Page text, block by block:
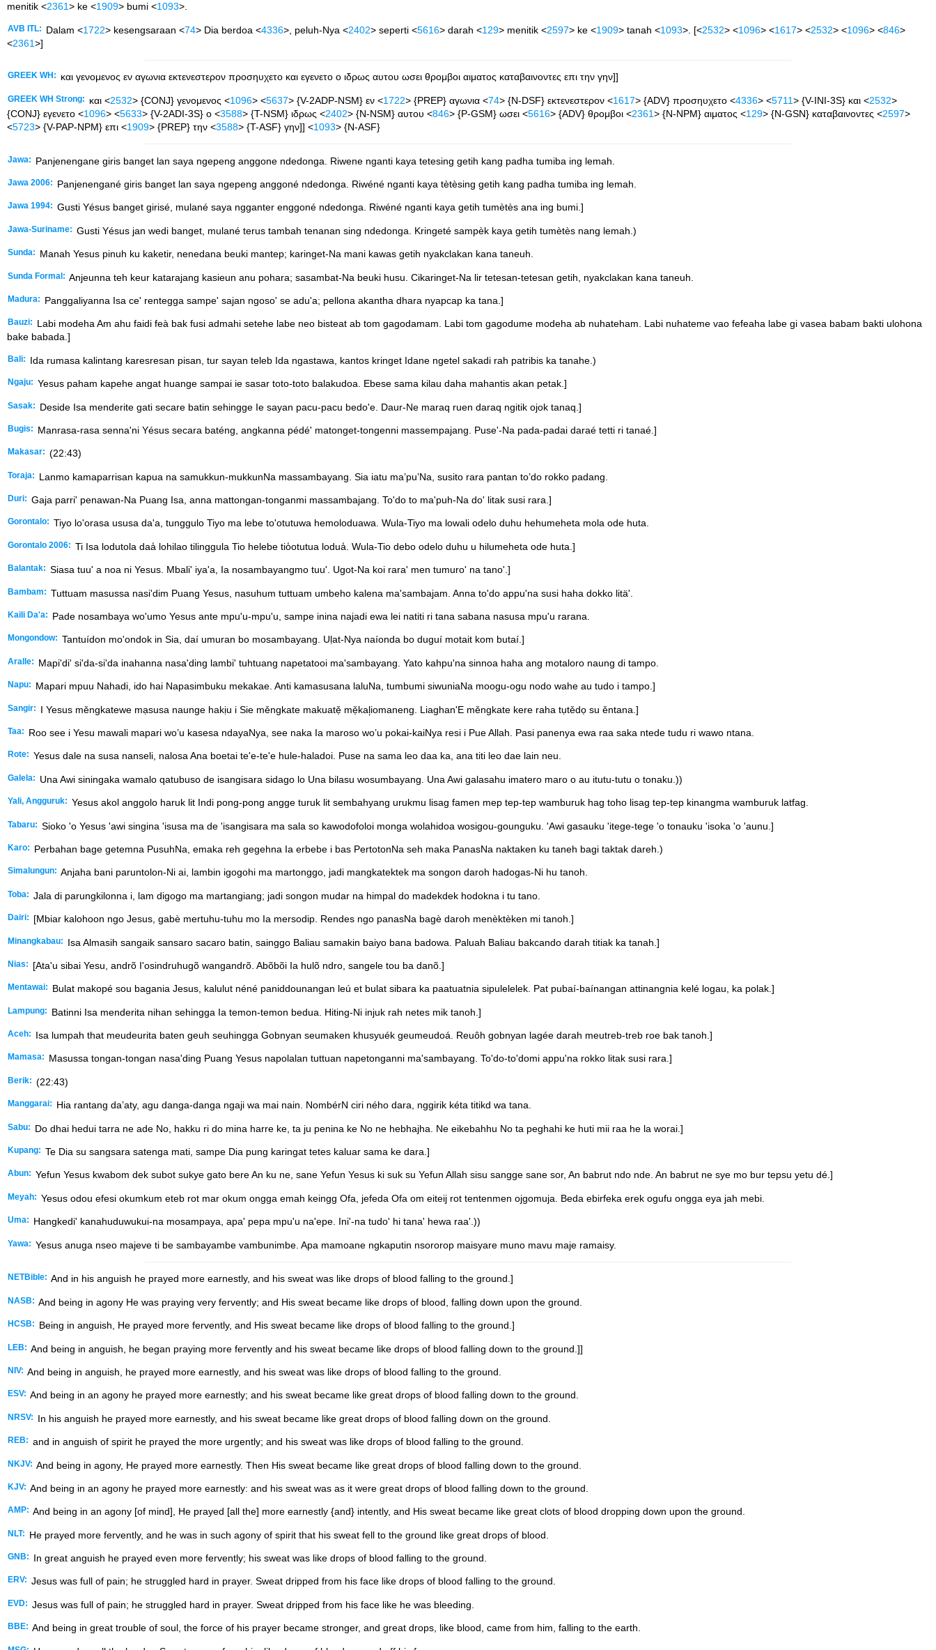
menitik <2361> ke <1909> bumi <1093>.
AVB ITL: Dalam <1722> kesengsaraan <74> Dia berdoa <4336>, peluh-Nya <2402> seperti <5616> darah <129> menitik <2597> ke <1909> tanah <1093>. [<2532> <1096> <1617> <2532> <1096> <846>
<2361>]
GREEK WH: και γενομενος εν αγωνια εκτενεστερον προσηυχετο και εγενετο ο ιδρως αυτου ωσει θρομβοι αιματος καταβαινοντες επι την γην]]
GREEK WH Strong: και <2532> {CONJ} γενομενος <1096> <5637> {V-2ADP-NSM} εν <1722> {PREP} αγωνια <74> {N-DSF} εκτενεστερον <1617> {ADV} προσηυχετο <4336> <5711> {V-INI-3S} και <2532>
{CONJ} εγενετο <1096> <5633> {V-2ADI-3S} ο <3588> {T-NSM} ιδρως <2402> {N-NSM} αυτου <846> {P-GSM} ωσει <5616> {ADV} θρομβοι <2361> {N-NPM} αιματος <129> {N-GSN} καταβαινοντες <2597>
<5723> {V-PAP-NPM} επι <1909> {PREP} την <3588> {T-ASF} γην]] <1093> {N-ASF}
Jawa: Panjenengane giris banget lan saya ngepeng anggone ndedonga. Riwene nganti kaya tetesing getih kang padha tumiba ing lemah.
Jawa 2006: Panjenengané giris banget lan saya ngepeng anggoné ndedonga. Riwéné nganti kaya tètèsing getih kang padha tumiba ing lemah.
Jawa 1994: Gusti Yésus banget girisé, mulané saya ngganter enggoné ndedonga. Riwéné nganti kaya getih tumètès ana ing bumi.]
Jawa-Suriname: Gusti Yésus jan wedi banget, mulané terus tambah tenanan sing ndedonga. Kringeté sampèk kaya getih tumètès nang lemah.)
Sunda: Manah Yesus pinuh ku kaketir, nenedana beuki mantep; karinget-Na mani kawas getih nyakclakan kana taneuh.
Sunda Formal: Anjeunna teh keur katarajang kasieun anu pohara; sasambat-Na beuki husu. Cikaringet-Na lir tetesan-tetesan getih, nyakclakan kana taneuh.
Madura: Panggaliyanna Isa ce' rentegga sampe' sajan ngoso' se adu'a; pellona akantha dhara nyapcap ka tana.]
Bauzi:
Labi modeha Am ahu faidi feà bak fusi admahi setehe labe neo bisteat ab tom gagodamam. Labi tom gagodume modeha ab nuhateham. Labi nuhateme vao fefeaha labe gi vasea babam bakti ulohona
bake babada.]
Bali: Ida rumasa kalintang karesresan pisan, tur sayan teleb Ida ngastawa, kantos kringet Idane ngetel sakadi rah patribis ka tanahe.)
Ngaju: Yesus paham kapehe angat huange sampai ie sasar toto-toto balakudoa. Ebese sama kilau daha mahantis akan petak.]
Sasak: Deside Isa menderite gati secare batin sehingge Ie sayan pacu-pacu bedo'e. Daur-Ne maraq ruen daraq ngitik ojok tanaq.]
Bugis: Manrasa-rasa senna'ni Yésus secara baténg, angkanna pédé' matonget-tongenni massempajang. Puse'-Na pada-padai daraé tetti ri tanaé.]
Makasar: (22:43)
Toraja: Lanmo kamaparrisan kapua na samukkun-mukkunNa massambayang. Sia iatu ma’pu’Na, susito rara pantan to’do rokko padang.
Duri: Gaja parri' penawan-Na Puang Isa, anna mattongan-tonganmi massambajang. To'do to ma'puh-Na do' litak susi rara.]
Gorontalo: Tiyo lo'orasa ususa da'a, tunggulo Tiyo ma lebe to'otutuwa hemoloduawa. Wula-Tiyo ma lowali odelo duhu hehumeheta mola ode huta.
Gorontalo 2006: Ti Isa lodutola daa̒ lohilao tilinggula Tio helebe tio̒otutua lodua̒. Wula-Tio debo odelo duhu u hilumeheta ode huta.]
Balantak: Siasa tuu' a noa ni Yesus. Mbali' iya'a, Ia nosambayangmo tuu'. Ugot-Na koi rara' men tumuro' na tano'.]
Bambam: Tuttuam masussa nasi'dim Puang Yesus, nasuhum tuttuam umbeho kalena ma'sambajam. Anna to'do appu'na susi haha dokko litä'.
Kaili Da'a: Pade nosambaya wo'umo Yesus ante mpu'u-mpu'u, sampe inina najadi ewa lei natiti ri tana sabana nasusa mpu'u rarana.
Mongondow: Tantuídon mo'ondok in Sia, daí umuran bo mosambayang. Uḷat-Nya naíonda bo duguí motait kom butaí.]
Aralle: Mapi'di' si'da-si'da inahanna nasa'ding lambi' tuhtuang napetatooi ma'sambayang. Yato kahpu'na sinnoa haha ang motaloro naung di tampo.
Napu: Mapari mpuu Nahadi, ido hai Napasimbuku mekakae. Anti kamasusana laluNa, tumbumi siwuniaNa moogu-ogu nodo wahe au tudo i tampo.]
Sangir: I Yesus měngkatewe mạsusa naunge hakịu i Sie měngkate makuatẹ̌ mẹ̌kal᷊iomaneng. Liaghan'E měngkate kere raha tụtědọ su ěntana.]
Taa: Roo see i Yesu mawali mapari wo’u kasesa ndayaNya, see naka Ia maroso wo’u pokai-kaiNya resi i Pue Allah. Pasi panenya ewa raa saka ntede tudu ri wawo ntana.
Rote: Yesus dale na susa nanseli, nalosa Ana boetai te'e-te'e hule-haladoi. Puse na sama leo daa ka, ana titi leo dae lain neu.
Galela: Una Awi siningaka wamalo qatubuso de isangisara sidago lo Una bilasu wosumbayang. Una Awi galasahu imatero maro o au itutu-tutu o tonaku.))
Yali, Angguruk: Yesus akol anggolo haruk lit Indi pong-pong angge turuk lit sembahyang urukmu lisag famen mep tep-tep wamburuk hag toho lisag tep-tep kinangma wamburuk latfag.
Tabaru: Sioko 'o Yesus 'awi singina 'isusa ma de 'isangisara ma sala so kawodofoloi monga wolahidoa wosigou-gounguku. 'Awi gasauku 'itege-tege 'o tonauku 'isoka 'o 'aunu.]
Karo: Perbahan bage getemna PusuhNa, emaka reh gegehna Ia erbebe i bas PertotonNa seh maka PanasNa naktaken ku taneh bagi taktak dareh.)
Simalungun: Anjaha bani paruntolon-Ni ai, lambin igogohi ma martonggo, jadi mangkatektek ma songon daroh hadogas-Ni hu tanoh.
Toba: Jala di parungkilonna i, lam digogo ma martangiang; jadi songon mudar na himpal do madekdek hodokna i tu tano.
Dairi: [Mbiar kalohoon ngo Jesus, gabè mertuhu-tuhu mo Ia mersodip. Rendes ngo panasNa bagè daroh menèktèken mi tanoh.]
Minangkabau: Isa Almasih sangaik sansaro sacaro batin, sainggo Baliau samakin baiyo bana badowa. Paluah Baliau bakcando darah titiak ka tanah.]
Nias: [Ata'u sibai Yesu, andrõ I'osindruhugõ wangandrõ. Abõbõi Ia hulõ ndro, sangele tou ba danõ.]
Mentawai: Bulat makopé sou bagania Jesus, kalulut néné paniddounangan leú et bulat sibara ka paatuatnia sipulelelek. Pat pubaí-baínangan attinangnia kelé logau, ka polak.]
Lampung: Batinni Isa menderita nihan sehingga Ia temon-temon bedua. Hiting-Ni injuk rah netes mik tanoh.]
Aceh: Isa lumpah that meudeurita baten geuh seuhingga Gobnyan seumaken khusyuék geumeudoá. Reuôh gobnyan lagée darah meutreb-treb roe bak tanoh.]
Mamasa: Masussa tongan-tongan nasa'ding Puang Yesus napolalan tuttuan napetonganni ma'sambayang. To'do-to'domi appu'na rokko litak susi rara.]
Berik: (22:43)
Manggarai: Hia rantang da’aty, agu danga-danga ngaji wa mai nain. NombérN ciri ného dara, nggirik kéta titikd wa tana.
Sabu: Do dhai hedui tarra ne ade No, hakku ri do mina harre ke, ta ju penina ke No ne hebhajha. Ne eikebahhu No ta peghahi ke huti mii raa he la worai.]
Kupang: Te Dia su sangsara satenga mati, sampe Dia pung karingat tetes kaluar sama ke dara.]
Abun: Yefun Yesus kwabom dek subot sukye gato bere An ku ne, sane Yefun Yesus ki suk su Yefun Allah sisu sangge sane sor, An babrut ndo nde. An babrut ne sye mo bur tepsu yetu dé.]
Meyah: Yesus odou efesi okumkum eteb rot mar okum ongga emah keingg Ofa, jefeda Ofa om eiteij rot tentenmen ojgomuja. Beda ebirfeka erek ogufu ongga eya jah mebi.
Uma: Hangkedi' kanahuduwukui-na mosampaya, apa' pepa mpu'u na'epe. Ini'-na tudo' hi tana' hewa raa'.))
Yawa: Yesus anuga nseo majeve ti be sambayambe vambunimbe. Apa mamoane ngkaputin nsororop maisyare muno mavu maje ramaisy.
NETBible: And in his anguish he prayed more earnestly, and his sweat was like drops of blood falling to the ground.]
NASB: And being in agony He was praying very fervently; and His sweat became like drops of blood, falling down upon the ground.
HCSB: Being in anguish, He prayed more fervently, and His sweat became like drops of blood falling to the ground.]
LEB: And being in anguish, he began praying more fervently and his sweat became like drops of blood falling down to the ground.]]
NIV: And being in anguish, he prayed more earnestly, and his sweat was like drops of blood falling to the ground.
ESV: And being in an agony he prayed more earnestly; and his sweat became like great drops of blood falling down to the ground.
NRSV: In his anguish he prayed more earnestly, and his sweat became like great drops of blood falling down on the ground.
REB: and in anguish of spirit he prayed the more urgently; and his sweat was like drops of blood falling to the ground.
NKJV: And being in agony, He prayed more earnestly. Then His sweat became like great drops of blood falling down to the ground.
KJV: And being in an agony he prayed more earnestly: and his sweat was as it were great drops of blood falling down to the ground.
AMP: And being in an agony [of mind], He prayed [all the] more earnestly {and} intently, and His sweat became like great clots of blood dropping down upon the ground.
NLT: He prayed more fervently, and he was in such agony of spirit that his sweat fell to the ground like great drops of blood.
GNB: In great anguish he prayed even more fervently; his sweat was like drops of blood falling to the ground.
ERV: Jesus was full of pain; he struggled hard in prayer. Sweat dripped from his face like drops of blood falling to the ground.
EVD: Jesus was full of pain; he struggled hard in prayer. Sweat dripped from his face like he was bleeding.
BBE: And being in great trouble of soul, the force of his prayer became stronger, and great drops, like blood, came from him, falling to the earth.